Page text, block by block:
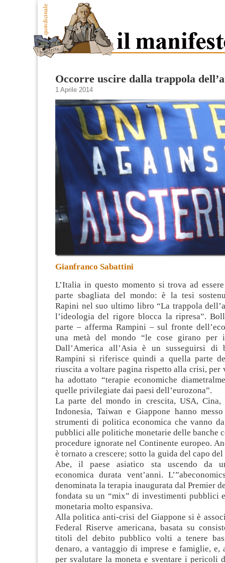
Occorre uscire dalla trappola
1 Aprile 2014
Gianfranco Sabattini
L’Italia in questo momento si trova ad
parte sbagliata del mondo: è la tesi
Rapini nel suo ultimo libro “La trappola
l’ideologia del rigore blocca la ripresa”.
parte – afferma Rampini – sul fronte
una metà del mondo “le cose girano per
Dall’America all’Asia è un susseguirsi di
Rampini si riferisce quindi a quella parte
riuscita a voltare pagina rispetto alla crisi, per
ha adottato “terapie economiche
quelle privilegiate dai paesi dell’eurozona”.
La parte del mondo in crescita, USA, Cina,
Indonesia, Taiwan e Giappone hanno
strumenti di politica economica che vanno
pubblici alle politiche monetarie delle banche
procedure ignorate nel Continente europeo.
è tornato a crescere; sotto la guida del capo
Abe, il paese asiatico sta uscendo da
economica durata vent’anni.
denominata la terapia inaugurata dal Premier
fondata su un “mix” di investimenti pubblici
monetaria molto espansiva.
Alla politica anti-crisi del Giappone si è
Federal Riserve americana, basata su
titoli del debito pubblico volti a tenere
denaro, a vantaggio di imprese e famiglie, e,
per svalutare la moneta e sventare i pericoli